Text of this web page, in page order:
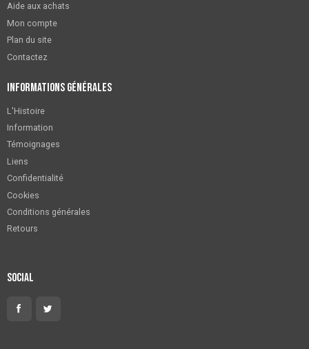
Aide aux achats
Mon compte
Plan du site
Contactez
Informations générales
L'Histoire
Information
Témoignages
Liens
Confidentialité
Cookies
Conditions générales
Retours
Social